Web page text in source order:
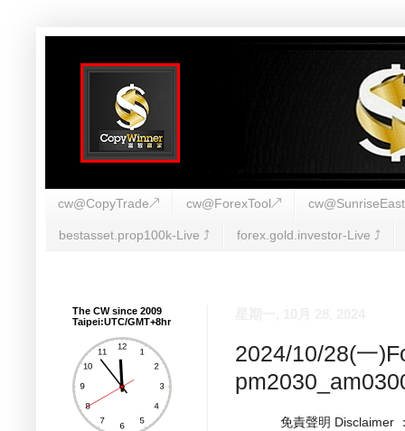
cw@CopyTrade↗ cw@ForexTool↗
bestasset.prop100k-Live ⤴︎ forex.gold.investor-Live ⤴︎
2024/10/28(一
免責聲明 Disclaimer
The CW since 2009
Taipei:UTC/GMT+8hr